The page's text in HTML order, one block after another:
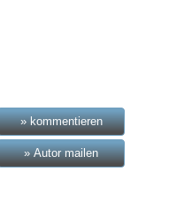
» kommentieren
» Autor mailen